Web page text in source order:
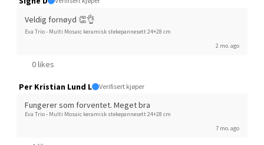
Veldig fornøyd 👏👌
Eva Trio - Multi Mosaic keramisk stekepannesett 24+28 cm
2 mo. ago
0 likes
Per Kristian Lund L Verifisert kjøper
Fungerer som forventet. Meget bra
Eva Trio - Multi Mosaic keramisk stekepannesett 24+28 cm
7 mo. ago
Sunndalsøra - Alti Sunndal
Åpent i dag 10-19